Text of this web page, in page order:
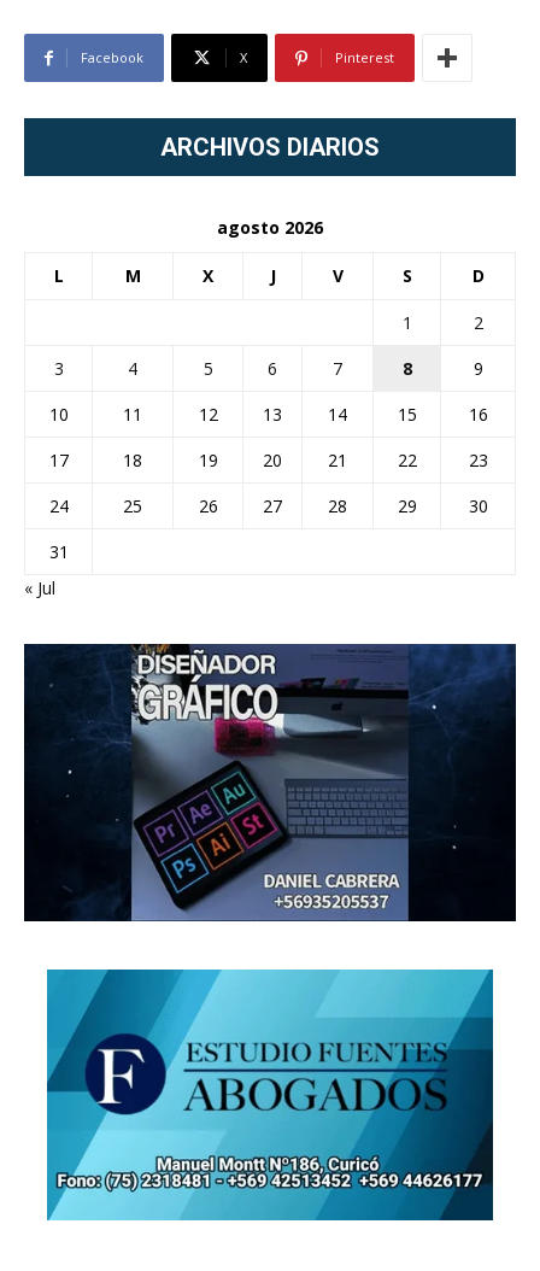
Facebook X Pinterest
ARCHIVOS DIARIOS
agosto 2026
L M X J V S D
1
2
3
4 5 6 7 8
9
10
11 12 13 14 15
16
17
18 19 20 21 22
23
24
25 26 27 28 29
30
31
« Jul